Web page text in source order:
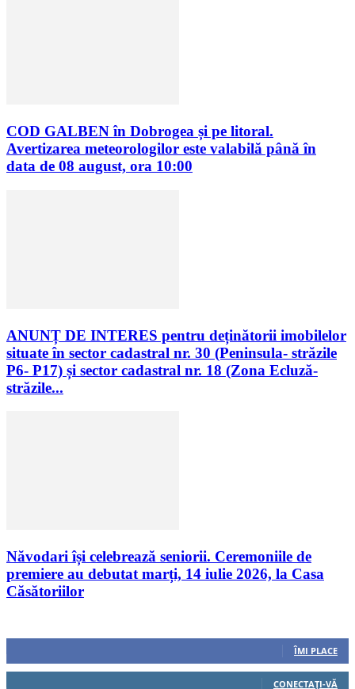
COD GALBEN în Dobrogea și pe litoral.
Avertizarea meteorologilor este valabilă până în
data de 08 august, ora 10:00
ANUNȚ DE INTERES pentru deținătorii imobilelor
situate în sector cadastral nr. 30 (Peninsula- străzile
P6- P17) și sector cadastral nr. 18 (Zona Ecluză-
străzile...
Năvodari își celebrează seniorii. Ceremoniile de
premiere au debutat marți, 14 iulie 2026, la Casa
Căsătoriilor
ÎMI PLACE
CONECTAȚI-VĂ